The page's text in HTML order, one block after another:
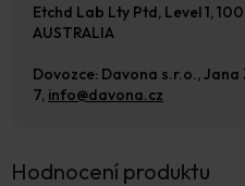
Hodnocení produktu
Etchd Lab Lty Ptd, Level 1,
AUSTRALIA
Dovozce: Davona s.r.o.,
7, info@davona.cz